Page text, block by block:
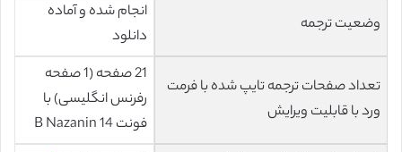
وضعیت ترجمه
انجام شده و آماده
دانلود
تعداد صفحات ترجمه تایپ شده با فرمت
ورد با قابلیت ویرایش
21 صفحه (1 صفحه
رفرنس انگلیسی) با
فونت 14 B Nazanin